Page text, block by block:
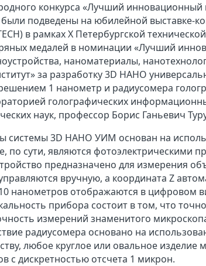
конкурса «Лучший инновационный
были подведены на юбилейной выставке-
в рамках X Петербургской
медалей в номинации «Лучший
наноматериалы,
за разработку 3D НАНО
1 нанометр и радиусомера
голографических
наук, профессор Борис Ганьевич
системы 3D НАНО УИМ основан на
по сути, являются фотоэлектрическими
предназначено для измерения
вручную, а координата Z
нанометров отображаются в цифровом
прибора состоит в том, что
измерений знаменитого
радиусомера основано на
любое круглое или овальное
с дискретностью отсчета 1 микрон.